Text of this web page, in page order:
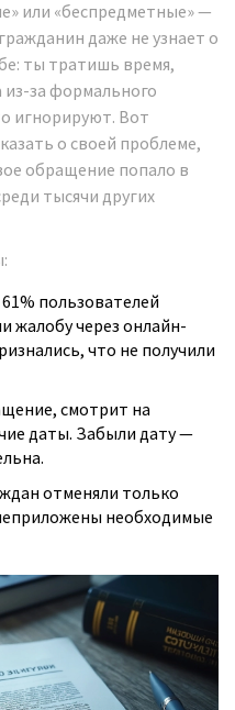
или «беспредметные» —
даже не узнает о
ты тратишь время,
за формального
игнорируют. Вот
о своей проблеме,
обращение попало в
тысячи других
пользователей
жалобу через онлайн-
что не получили
смотрит на
даты. Забыли дату —
отменяли только
необходимые